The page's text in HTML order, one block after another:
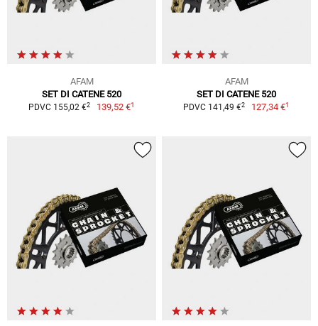
AFAM
SET DI CATENE 520
PDVC 155,02 €2 139,52 €1
AFAM
SET DI CATENE 520
PDVC 141,49 €2 127,34 €1